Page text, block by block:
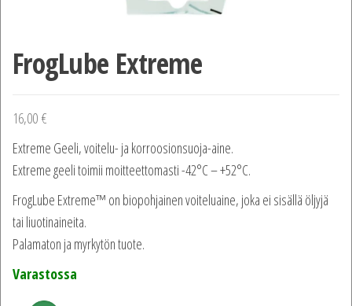
FrogLube Extreme
16,00 €
Extreme Geeli, voitelu- ja korroosionsuoja-aine.
Extreme geeli toimii moitteettomasti -42°C – +52°C.
FrogLube Extreme™ on biopohjainen voiteluaine, joka ei sisällä öljyjä
tai liuotinaineita.
Palamaton ja myrkytön tuote.
Varastossa